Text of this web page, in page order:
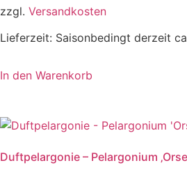
zzgl. Versandkosten
Lieferzeit: Saisonbedingt derzeit
In den Warenkorb
Duftpelargonie – Pelargonium